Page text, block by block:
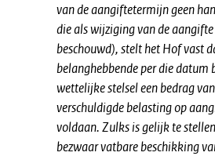
van de aangiftetermijn geen
die als wijziging van de
beschouwd), stelt het Hof vast
belanghebbende per die datum
wettelijke stelsel een bedrag
verschuldigde belasting op
voldaan. Zulks is gelijk te
bezwaar vatbare beschikking